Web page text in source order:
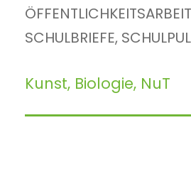
SCHULBRIEFE,
Kunst, Biologie, NuT